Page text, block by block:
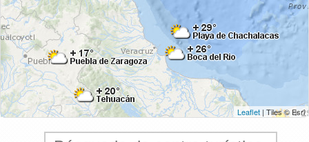
Leaflet | Tiles © Esri